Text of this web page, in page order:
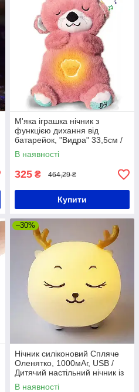
М'яка іграшка нічник з
функцією дихання від
батарейок, "Видра" 33,5см /
Нічник для дітей / Нічник для
сну
В наявності
325 ₴ 464,29 ₴
Купити
–30%
Нічник силіконовий Спляче
Оленятко, 1000мАг, USB /
Дитячий настільний нічник із
сенсорним датчиком
В наявності